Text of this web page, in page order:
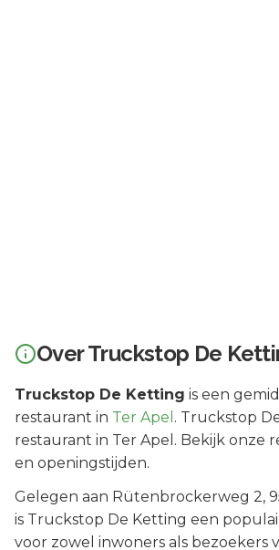
OverTruckstop De
Truckstop De Ketting is een
restaurant in Ter Apel . Truckstop
restaurant in Ter Apel. Bekijk onze
en openingstijden.
Gelegen aan Rütenbrockerweg 2,
is Truckstop De Ketting een
voor zowel inwoners als bezoekers